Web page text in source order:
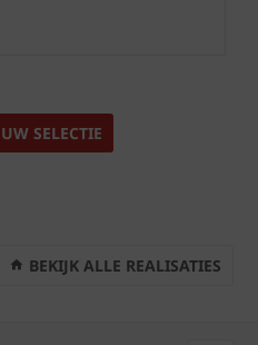
SELECTIE
BEKIJK ALLE REALISATIES